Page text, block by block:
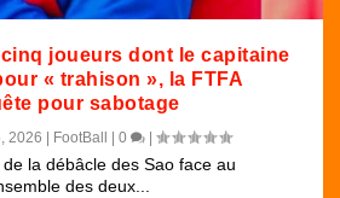
joueurs dont le capitaine
« trahison », la FTFA
pour sabotage
2026 | FootBall |0 |
de la débâcle des Sao face au
des deux...